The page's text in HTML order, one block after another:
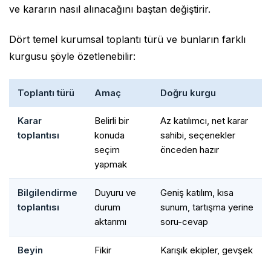
ve kararın nasıl alınacağını baştan değiştirir.
Dört temel kurumsal toplantı türü ve bunların farklı
kurgusu şöyle özetlenebilir:
Toplantı türü Amaç Doğru kurgu
Karar
toplantısı
Belirli bir
konuda
seçim
yapmak
Az katılımcı, net karar
sahibi, seçenekler
önceden hazır
Bilgilendirme
toplantısı
Duyuru ve
durum
aktarımı
Geniş katılım, kısa
sunum, tartışma yerine
soru-cevap
Beyin
Fikir
Karışık ekipler, gevşek